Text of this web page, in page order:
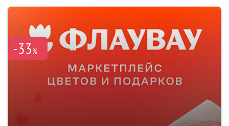
-33%